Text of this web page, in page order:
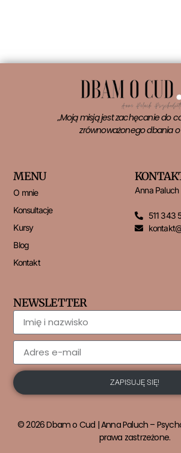
„Moją misją jest zachęcanie do
zrównoważonego dbania o
MENU
O mnie
Konsultacje
Kursy
Blog
Kontakt
Anna Paluch
511 343
NEWSLETTER
ZAPISUJĘ SIĘ!
© 2026 Dbam o Cud | Anna Paluch –
prawa zastrzeżone.